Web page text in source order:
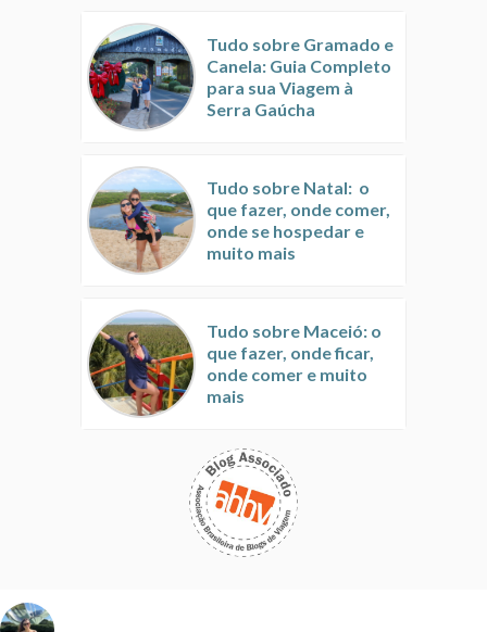
Tudo sobre Gramado e
Canela: Guia Completo
para sua Viagem à
Serra Gaúcha
Tudo sobre Natal: o
que fazer, onde comer,
onde se hospedar e
muito mais
Tudo sobre Maceió: o
que fazer, onde ficar,
onde comer e muito
mais